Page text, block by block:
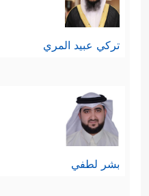
تخصُّه بالعمرة ، وقد أقرَّ
حقن للدماء، وصناعة هدنة أو
الأخرى، وينبغي فهمهما
والج نوح إلى فكرة النسخ لا
وسيأتي كل هذا مفصَّلًا في
تركي عبيد المري
بشر لطفي